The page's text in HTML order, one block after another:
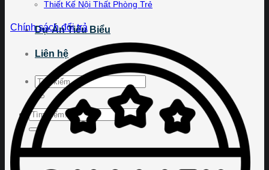
Thiết Kế Nội Thất Phòng Trẻ
Dự Án Tiêu Biểu
Liên hệ
Tìm
kiếm:
Tìm
kiếm:
Chính sách đổi trả